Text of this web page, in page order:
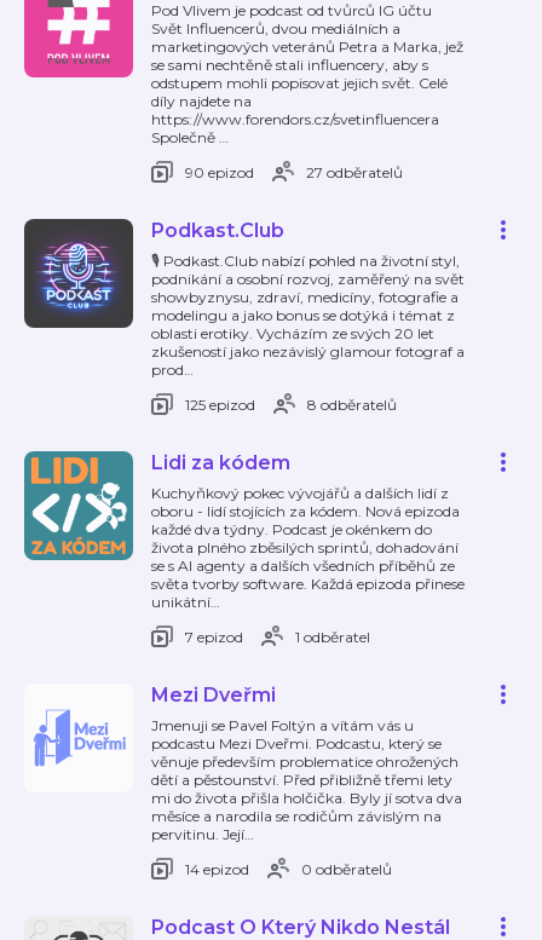
Pod Vlivem je podcast od tvůrců IG účtu
Svět Influencerů, dvou mediálních a
marketingových veteránů Petra a Marka, jež
se sami nechtěně stali influencery, aby s
odstupem mohli popisovat jejich svět. Celé
díly najdete na
https://www.forendors.cz/svetinfluencera
Společně …
90 epizod
27 odběratelů
Podkast.Club
🎙️ Podkast.Club nabízí pohled na životní styl,
podnikání a osobní rozvoj, zaměřený na svět
showbyznysu, zdraví, medicíny, fotografie a
modelingu a jako bonus se dotýká i témat z
oblasti erotiky. Vycházím ze svých 20 let
zkušeností jako nezávislý glamour fotograf a
prod…
125 epizod
8 odběratelů
Lidi za kódem
Kuchyňkový pokec vývojářů a dalších lidí z
oboru - lidí stojících za kódem. Nová epizoda
každé dva týdny. Podcast je okénkem do
života plného zběsilých sprintů, dohadování
se s AI agenty a dalších všedních příběhů ze
světa tvorby software. Každá epizoda přinese
unikátní…
7 epizod
1 odběratel
Mezi Dveřmi
Jmenuji se Pavel Foltýn a vítám vás u
podcastu Mezi Dveřmi. Podcastu, který se
věnuje především problematice ohrožených
dětí a pěstounství. Před přibližně třemi lety
mi do života přišla holčička. Byly jí sotva dva
měsíce a narodila se rodičům závislým na
pervitinu. Její…
14 epizod
0 odběratelů
Podcast O Který Nikdo Nestál